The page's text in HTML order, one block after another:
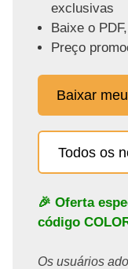
exclusivas
Baixe o
Preço
Baixar
Todos os
🎉 Oferta
código
Os usuários